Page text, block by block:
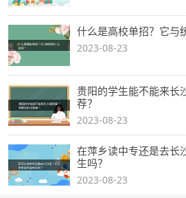
什么是高校单招？它与
2023-08-23
贵阳的学生能不能来长
荐？
2023-08-23
在萍乡读中专还是去长
生吗？
2023-08-23